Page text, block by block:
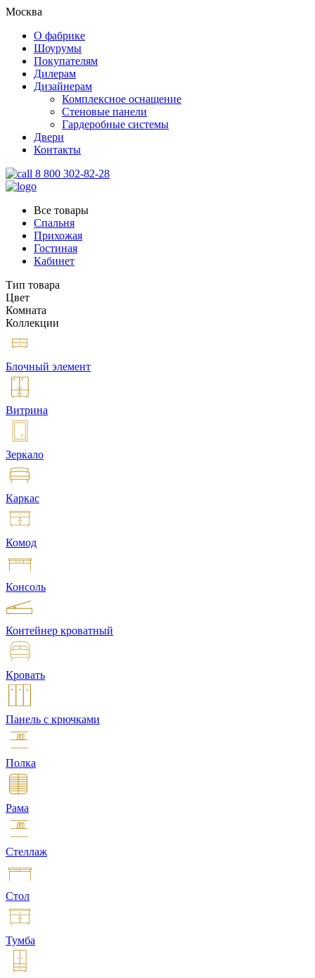
Москва
О фабрике
Шоурумы
Покупателям
Дилерам
Дизайнерам
Комплексное оснащение
Стеновые панели
Гардеробные системы
Двери
Контакты
8 800 302-82-28
Все товары
Спальня
Прихожая
Гостиная
Кабинет
Тип товара
Цвет
Комната
Коллекции
Блочный элемент
Витрина
Зеркало
Каркас
Комод
Консоль
Контейнер кроватный
Кровать
Панель с крючками
Полка
Рама
Стеллаж
Стол
Тумба